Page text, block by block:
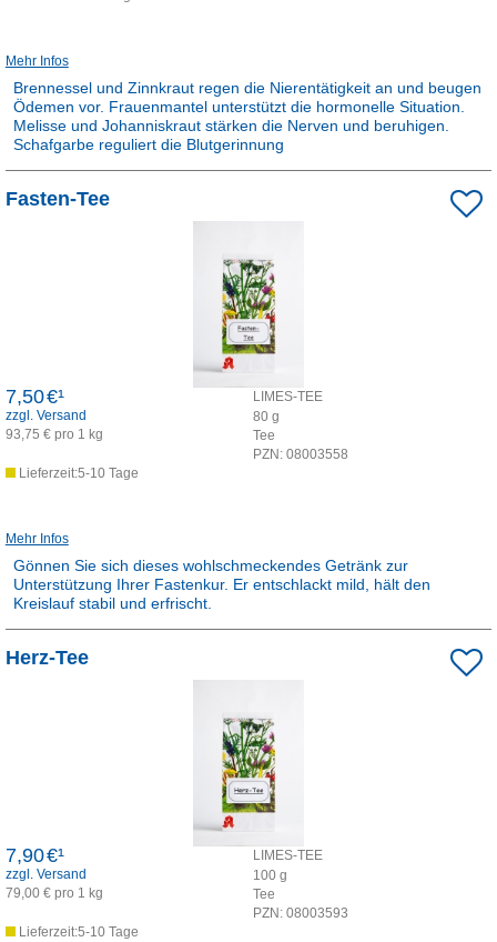
Mehr Infos
Brennessel und Zinnkraut regen die Nierentätigkeit an und beugen
Ödemen vor. Frauenmantel unterstützt die hormonelle Situation.
Melisse und Johanniskraut stärken die Nerven und beruhigen.
Schafgarbe reguliert die Blutgerinnung
Dieses Produkt ist apothekenpflichtig und wird in der Apotheke für
Fasten-Tee
LIMES-TEE
80 g
Tee
PZN: 08003558
7,50€¹
zzgl. Versand
93,75 € pro 1 kg
Lieferzeit:5-10 Tage
Mehr Infos
Gönnen Sie sich dieses wohlschmeckendes Getränk zur
Unterstützung Ihrer Fastenkur. Er entschlackt mild, hält den
Kreislauf stabil und erfrischt.
Dieses Produkt ist apothekenpflichtig und wird in der Apotheke für
Herz-Tee
LIMES-TEE
100 g
Tee
PZN: 08003593
7,90€¹
zzgl. Versand
79,00 € pro 1 kg
Lieferzeit:5-10 Tage